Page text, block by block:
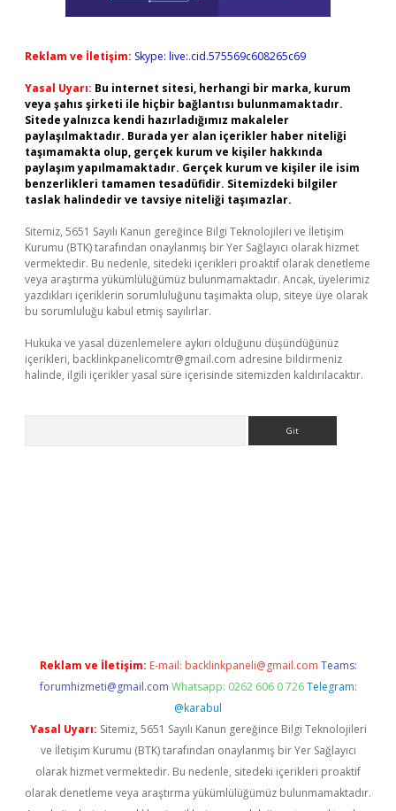
Reklam ve İletişim: Skype: live:.cid.575569c608265c69
Yasal Uyarı: Bu internet sitesi, herhangi bir marka, kurum
veya şahıs şirketi ile hiçbir bağlantısı bulunmamaktadır.
Sitede yalnızca kendi hazırladığımız makaleler
paylaşılmaktadır. Burada yer alan içerikler haber niteliği
taşımamakta olup, gerçek kurum ve kişiler hakkında
paylaşım yapılmamaktadır. Gerçek kurum ve kişiler ile isim
benzerlikleri tamamen tesadüfidir. Sitemizdeki bilgiler
taslak halindedir ve tavsiye niteliği taşımazlar.
Sitemiz, 5651 Sayılı Kanun gereğince Bilgi Teknolojileri ve İletişim
Kurumu (BTK) tarafından onaylanmış bir Yer Sağlayıcı olarak hizmet
vermektedir. Bu nedenle, sitedeki içerikleri proaktif olarak denetleme
veya araştırma yükümlülüğümüz bulunmamaktadır. Ancak, üyelerimiz
yazdıkları içeriklerin sorumluluğunu taşımakta olup, siteye üye olarak
bu sorumluluğu kabul etmiş sayılırlar.
Hukuka ve yasal düzenlemelere aykırı olduğunu düşündüğünüz
içerikleri, backlinkpanelicomtr@gmail.com adresine bildirmeniz
halinde, ilgili içerikler yasal süre içerisinde sitemizden kaldırılacaktır.
Reklam ve İletişim: E-mail: backlinkpaneli@gmail.com Teams:
forumhizmeti@gmail.com Whatsapp: 0262 606 0 726 Telegram:
@karabul
Yasal Uyarı: Sitemiz, 5651 Sayılı Kanun gereğince Bilgi Teknolojileri
ve İletişim Kurumu (BTK) tarafından onaylanmış bir Yer Sağlayıcı
olarak hizmet vermektedir. Bu nedenle, sitedeki içerikleri proaktif
olarak denetleme veya araştırma yükümlülüğümüz bulunmamaktadır.